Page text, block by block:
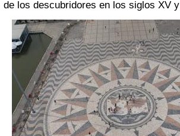
de los descubridores en los siglos XV